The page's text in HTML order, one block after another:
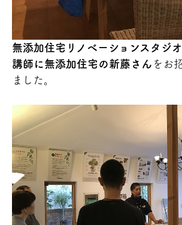
無添加住宅リノベーションスタジオ
講師に無添加住宅の新藤さん をお
ました。